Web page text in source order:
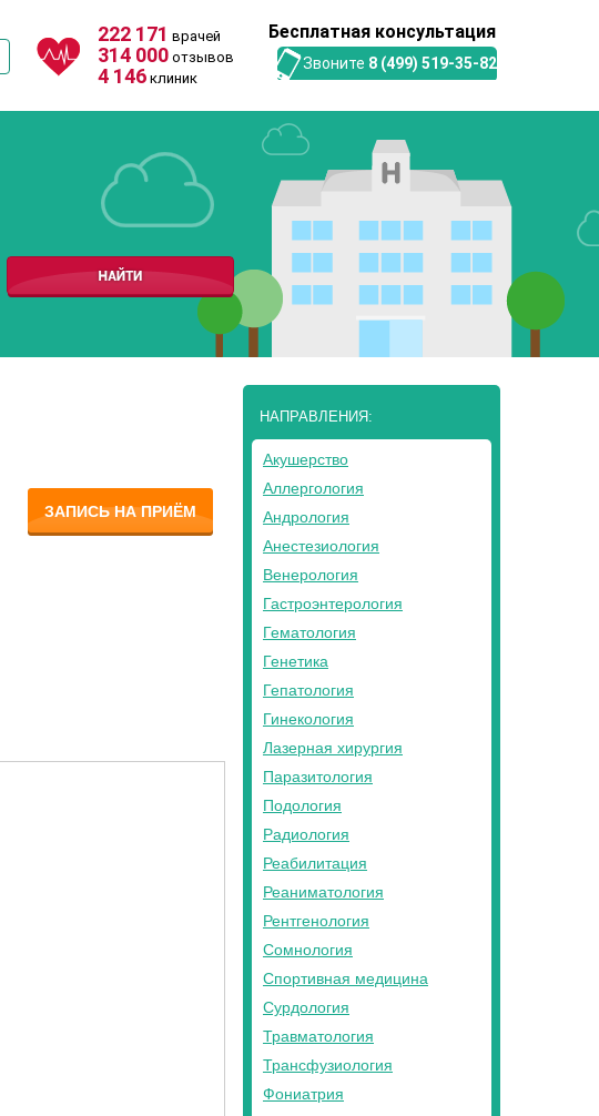
222 171 врачей
314 000 отзывов
4 146 клиник
Бесплатная консультация
Звоните 8 (499) 519-35-82
ЗАПИСЬ НА ПРИЁМ
НАПРАВЛЕНИЯ:
Акушерство
Аллергология
Андрология
Анестезиология
Венерология
Гастроэнтерология
Гематология
Генетика
Гепатология
Гинекология
Лазерная хирургия
Паразитология
Подология
Радиология
Реабилитация
Реаниматология
Рентгенология
Сомнология
Спортивная медицина
Сурдология
Травматология
Трансфузиология
Фониатрия